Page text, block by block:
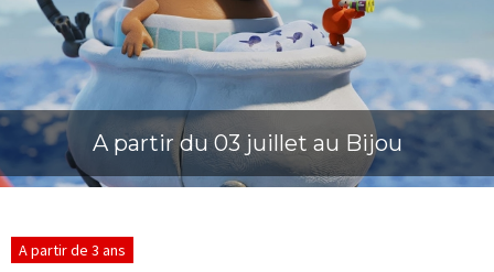
A partir du 03 juillet au Bijou
A partir de 3 ans